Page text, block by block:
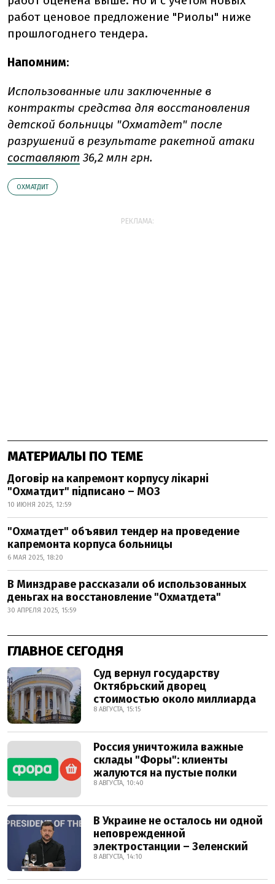
работ ценовое предложение "Риолы" ниже
прошлогоднего тендера.
Напомним:
Использованные или заключенные в
контракты средства для восстановления
детской больницы "Охматдет" после
разрушений в результате ракетной атаки
составляют 36,2 млн грн.
ОХМАТДИТ
РЕКЛАМА:
МАТЕРИАЛЫ ПО ТЕМЕ
Договір на капремонт корпусу лікарні
"Охматдит" підписано – МОЗ
10 ИЮНЯ 2025, 12:59
"Охматдет" объявил тендер на проведение
капремонта корпуса больницы
6 МАЯ 2025, 18:20
В Минздраве рассказали об использованных
деньгах на восстановление "Охматдета"
30 АПРЕЛЯ 2025, 15:59
ГЛАВНОЕ СЕГОДНЯ
Суд вернул государству
Октябрьский дворец
стоимостью около миллиарда
8 АВГУСТА, 15:15
Россия уничтожила важные
склады "Форы": клиенты
жалуются на пустые полки
8 АВГУСТА, 10:40
В Украине не осталось ни одной
неповрежденной
электростанции – Зеленский
8 АВГУСТА, 14:10